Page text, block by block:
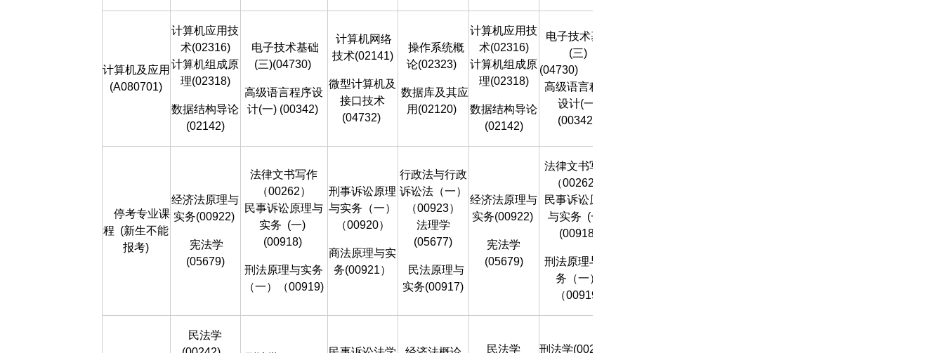
计算机及应用
(A080701)
计算机应用技
术(02316)
计算机组成原
理(02318)
数据结构导论
(02142)
电子技术基础
(三)(04730)
高级语言程序设
计(一) (00342)
计算机网络
技术(02141)
微型计算机及
接口技术
(04732)
操作系统概
论(02323)
数据库及其应
用(02120)
计算机应用技
术(02316)
计算机组成原
理(02318)
数据结构导论
(02142)
电子技术基础
(三)
(04730)
高级语言程序
设计(一)
(00342)
停考专业课
程 (新生不能
报考)
经济法原理与
实务(00922)
宪法学
(05679)
法律文书写作
（00262）
民事诉讼原理与
实务 (一)
(00918)
刑法原理与实务
（一）（00919)
刑事诉讼原理
与实务（一）
（00920）
商法原理与实
务(00921）
行政法与行政
诉讼法（一）
（00923）
法理学
(05677)
民法原理与
实务(00917)
经济法原理与
实务(00922)
宪法学
(05679)
法律文书写作
（00262）
民事诉讼原理
与实务 (一)
(00918)
刑法原理与实
务（一）
（00919)
民法学
民法学
刑法学(00245)